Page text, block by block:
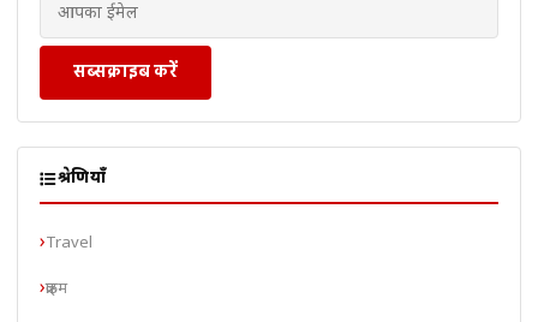
सब्सक्राइब करें
श्रेणियाँ
Travel
क्राइम